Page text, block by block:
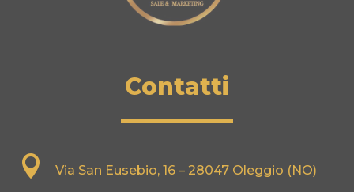
Contatti
 Via San Eusebio, 16 – 28047 Oleggio (NO)